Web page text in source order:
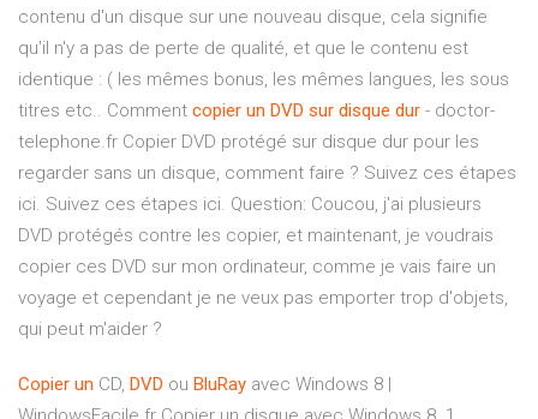
contenu d'un disque sur une nouveau disque, cela signifie
qu'il n'y a pas de perte de qualité, et que le contenu est
identique : ( les mêmes bonus, les mêmes langues, les sous
titres etc.. Comment copier un DVD sur disque dur - doctor-
telephone.fr Copier DVD protégé sur disque dur pour les
regarder sans un disque, comment faire ? Suivez ces étapes
ici. Suivez ces étapes ici. Question: Coucou, j'ai plusieurs
DVD protégés contre les copier, et maintenant, je voudrais
copier ces DVD sur mon ordinateur, comme je vais faire un
voyage et cependant je ne veux pas emporter trop d'objets,
qui peut m'aider ?
Copier un CD, DVD ou BluRay avec Windows 8 |